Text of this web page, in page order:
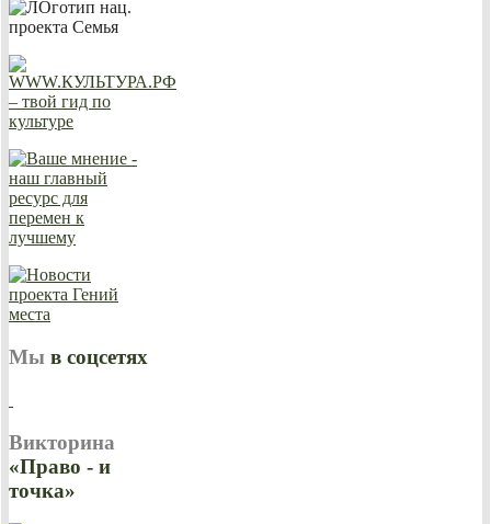
Мы в соцсетях
Викторина
«Право - и
точка»